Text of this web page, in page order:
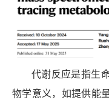
代谢反应是指生
物学意义，如提供能